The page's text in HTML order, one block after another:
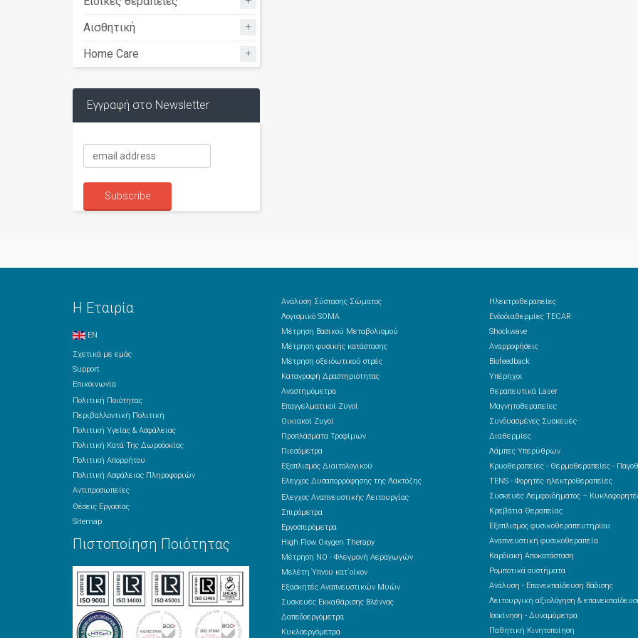
Αισθητική +
Home Care +
Εγγραφή στο Newsletter
Η Εταιρία
EN
Σχετικά με εμάς
Support
Επικοινωνία
Πολιτική Ποιότητας
Περιβαλλοντική Πολιτική
Πολιτική Υγείας & Ασφάλειας
Πολιτική Κατά Της Δωροδοκίας
Πολιτική Απορρήτου
Πολιτική Ασφάλειας Πληροφοριών
Αντιπροσωπείες
Θέσεις Εργασίας
Sitemap
Πιστοποίηση Ποιότητας
Ανάλυση Σύστασης Σώματος
Λογισμικό SOMA
Μέτρηση Βασικού Μεταβολισμού
Μέτρηση φυσικής κατάστασης
Μέτρηση οξειδωτικού στρές
Καταγραφή Δραστηριότητας
Αναστημόμετρα
Επαγγελματικοί Ζυγοί
Οικιακοί Ζυγοί
Προπλάσματα Τροφίμων
Πιεσόμετρα
Εξοπλισμός Διαιτολογικού
Έλεγχος Δυσαπορρόφησης της Λακτόζης
Έλεγχος Αναπνευστικής Λειτουργίας
Σπιρόμετρα
Εργοσπιρόμετρα
High Flow Oxygen Therapy
Μέτρηση NO - Φλεγμονή Αεραγωγών
Μελέτη Ύπνου κατ΄οίκον
Εξασκητές Αναπνευστικών Μυών
Συσκευές Εκκαθάρισης Βλέννας
Δαπεδοεργόμετρα
Κυκλοεργόμετρα
Ηλεκτροθεραπείες
Ενδοδιαθερμίες TECAR
Shockwave
Αναρροφήσεις
Biofeedback
Υπέρηχοι
Θεραπευτικά Laser
Μαγνητοθεραπείες
Συνδυασμένες Συσκευές
Διαθερμίες
Λάμπες Υπερύθρων
Κρυοθεραπείες - Θερμοθεραπείες -
TENS - Φορητές ηλεκτροθεραπείες
Συσκευές Λεμφοιδήματος –
Κρεβάτια Θεραπείας
Εξοπλισμός φυσικοθεραπευτηρίου
Αναπνευστική φυσικοθεραπεία
Καρδιακή Αποκατάσταση
Ρομποτικά συστήματα
Ανάλυση - Επανεκπαίδευση Βάδισης
Λειτουργική αξιολόγηση &
Ισοκίνηση - Δυναμόμετρα
Παθητική Κινητοποίηση